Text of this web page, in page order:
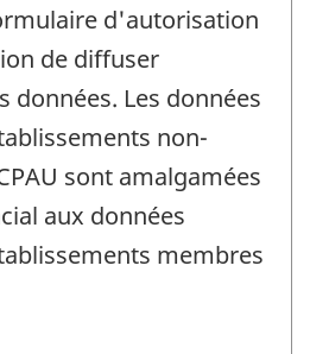
d'autorisation
de diffuser
données. Les données
non-
sont amalgamées
aux données
membres